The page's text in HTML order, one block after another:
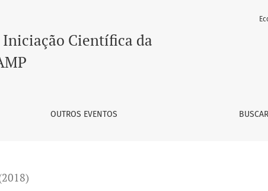
alimentados com dieta hiperlipídica
Iniciação Científica da
OUTROS EVENTOS BUSCAR